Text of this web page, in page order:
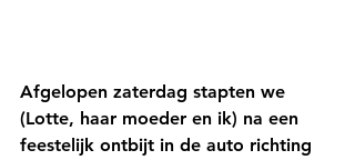
Afgelopen zaterdag stapten we
(Lotte, haar moeder en ik) na een
feestelijk ontbijt in de auto richting